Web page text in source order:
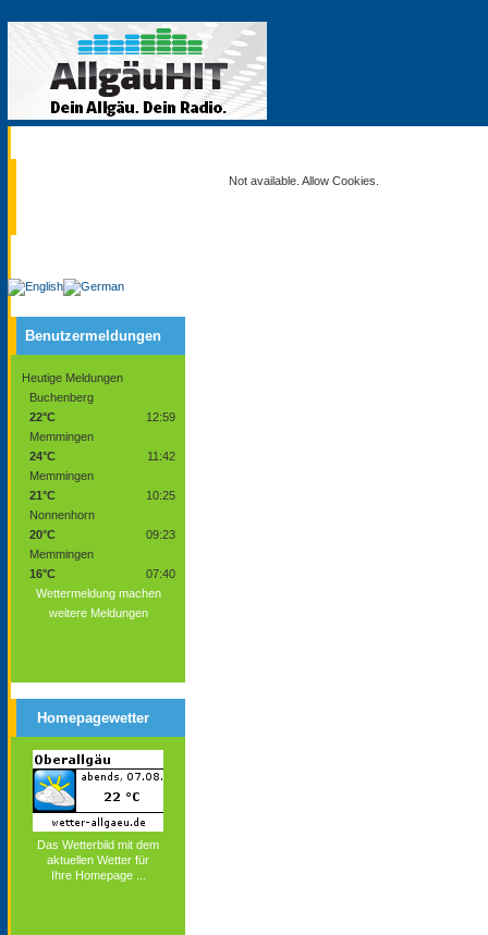
Benutzermeldungen
Heutige Meldungen
Buchenberg
22°C
12:59
Memmingen
24°C
11:42
Memmingen
21°C
10:25
Nonnenhorn
20°C
09:23
Memmingen
16°C
07:40
Wettermeldung machen
weitere Meldungen
Homepagewetter
Das Wetterbild mit dem
aktuellen Wetter für
Ihre Homepage ...
Not available. Allow Cookies.